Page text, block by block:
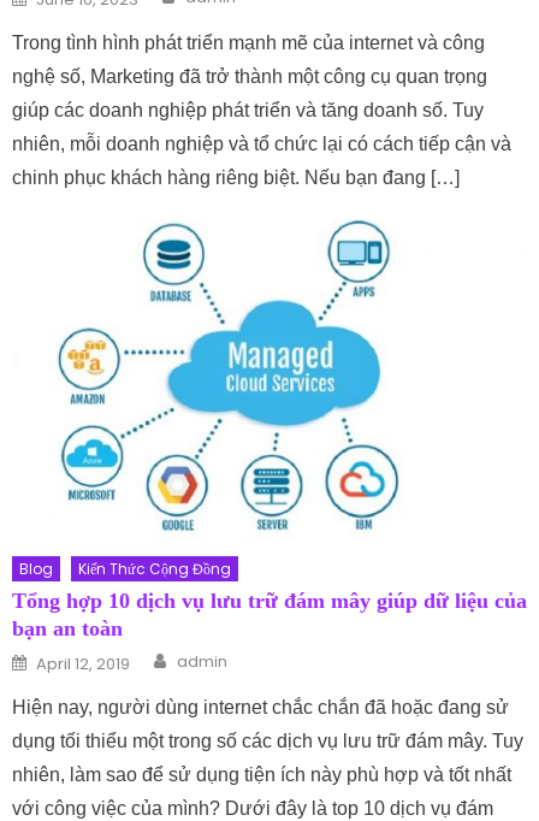
Trong tình hình phát triển mạnh mẽ của internet và công
nghệ số, Marketing đã trở thành một công cụ quan trọng
giúp các doanh nghiệp phát triển và tăng doanh số. Tuy
nhiên, mỗi doanh nghiệp và tổ chức lại có cách tiếp cận và
chinh phục khách hàng riêng biệt. Nếu bạn đang […]
Blog Kiến Thức Cộng Đồng
Tổng hợp 10 dịch vụ lưu trữ đám mây giúp dữ liệu của
bạn an toàn
Posted on
April 12, 2019 Author
admin
Hiện nay, người dùng internet chắc chắn đã hoặc đang sử
dụng tối thiểu một trong số các dịch vụ lưu trữ đám mây. Tuy
nhiên, làm sao để sử dụng tiện ích này phù hợp và tốt nhất
với công việc của mình? Dưới đây là top 10 dịch vụ đám